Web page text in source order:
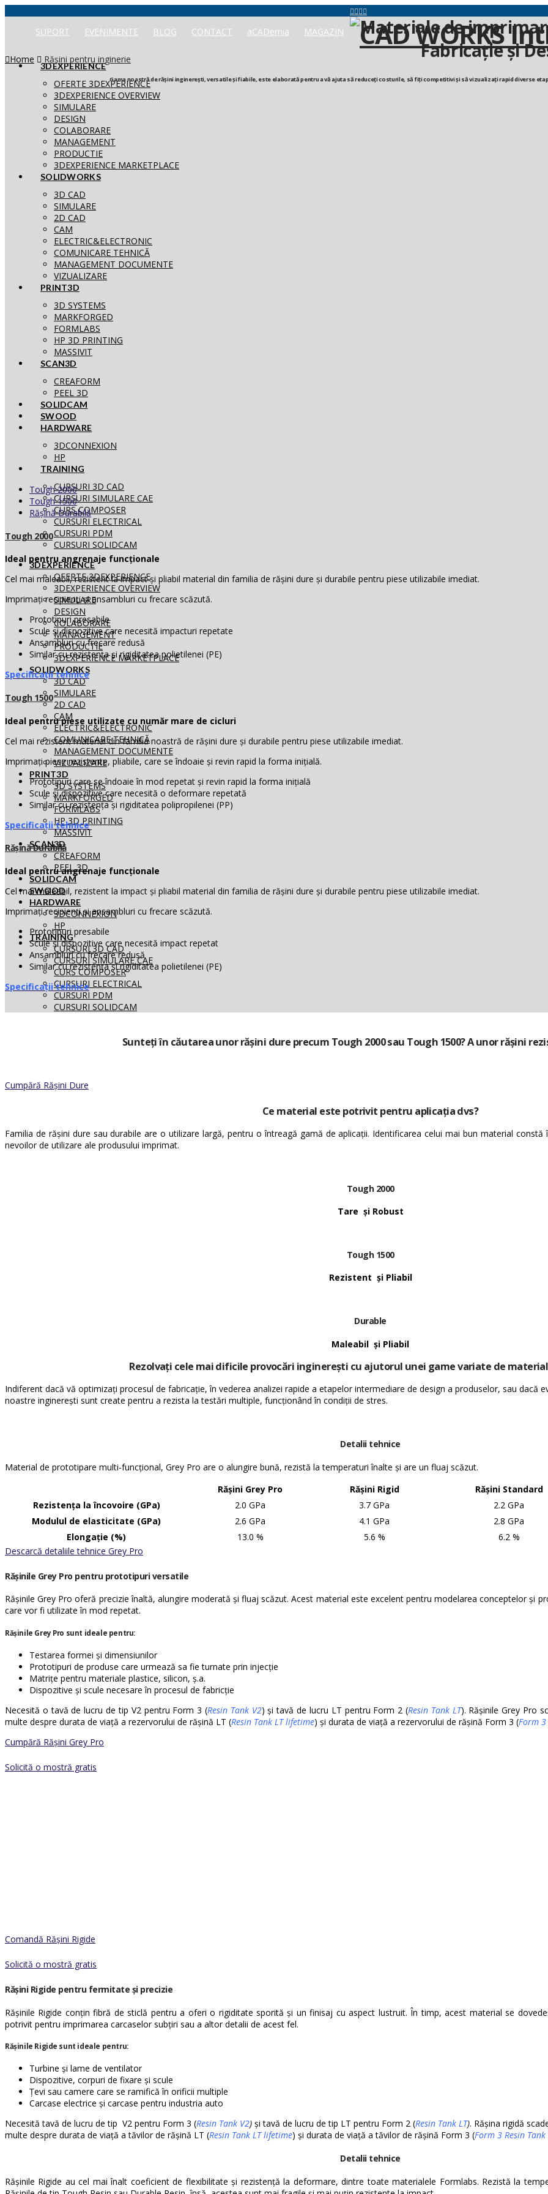
SUPORT EVENIMENTE BLOG CONTACT aCADemia MAGAZIN
3DEXPERIENCE
OFERTE 3DEXPERIENCE
3DEXPERIENCE OVERVIEW
SIMULARE
DESIGN
COLABORARE
MANAGEMENT
PRODUCTIE
3DEXPERIENCE MARKETPLACE
SOLIDWORKS
3D CAD
SIMULARE
2D CAD
CAM
ELECTRIC&ELECTRONIC
COMUNICARE TEHNICĂ
MANAGEMENT DOCUMENTE
VIZUALIZARE
PRINT3D
3D SYSTEMS
MARKFORGED
FORMLABS
HP 3D PRINTING
MASSIVIT
SCAN3D
CREAFORM
PEEL 3D
SOLIDCAM
SWOOD
HARDWARE
3DCONNEXION
HP
TRAINING
CURSURI 3D CAD
CURSURI SIMULARE CAE
CURS COMPOSER
CURSURI ELECTRICAL
CURSURI PDM
CURSURI SOLIDCAM
3DEXPERIENCE
OFERTE 3DEXPERIENCE
3DEXPERIENCE OVERVIEW
SIMULARE
DESIGN
COLABORARE
MANAGEMENT
PRODUCTIE
3DEXPERIENCE MARKETPLACE
SOLIDWORKS
3D CAD
SIMULARE
2D CAD
CAM
ELECTRIC&ELECTRONIC
COMUNICARE TEHNICĂ
MANAGEMENT DOCUMENTE
VIZUALIZARE
PRINT3D
3D SYSTEMS
MARKFORGED
FORMLABS
HP 3D PRINTING
MASSIVIT
SCAN3D
CREAFORM
PEEL 3D
SOLIDCAM
SWOOD
HARDWARE
3DCONNEXION
HP
TRAINING
CURSURI 3D CAD
CURSURI SIMULARE CAE
CURS COMPOSER
CURSURI ELECTRICAL
CURSURI PDM
CURSURI SOLIDCAM
Home Rășini pentru inginerie
Materiale de
Fabricație și
Gama noastră de rășini inginerești, versatile și fiabile, este elaborată pentru a vă ajuta să reduceți costurile, să fiți competitivi și să vizualizați rapid diverse
Tough 2000
Tough 1500
Rășină Durabilă
Tough 2000
Ideal pentru angrenaje funcționale
Cel mai maleabil, rezistent la impact și pliabil material din familia de rășini dure și durabile pentru piese utilizabile imediat.
Imprimați recipiențiși ansambluri cu frecare scăzută.
Prototipuri presabile
Scule și dispozitivecare necesită impacturi repetate
Ansambluri cu frecare redusă
Similar cu rezistența și rigiditatea polietilenei (PE)
Specificații tehnice
Tough 1500
Ideal pentru piese utilizate cu număr mare de cicluri
Cel mai rezistent material din familia noastră de rășini dure și durabile pentru piese utilizabile imediat.
Imprimațipiese rezistente, pliabile, care se îndoaie și revin rapid la forma inițială.
Prototipuri care se îndoaie în mod repetat și revin rapid la forma inițială
Scule și dispozitivecare necesită o deformare repetată
Similar cu rezistența și rigiditatea polipropilenei (PP)
Specificații tehnice
Rășină Durabilă
Ideal pentru angrenaje funcționale
Cel mai maleabil, rezistent la impact și pliabil material din familia de rășini dure și durabile pentru piese utilizabile imediat.
Imprimați recipiențiși ansambluri cu frecare scăzută.
Prototipuri presabile
Scule și dispozitive care necesită impact repetat
Ansambluri cu frecare redusă
Similar cu rezistența și rigiditatea polietilenei (PE)
Specificații tehnice
Sunteți în căutarea unor rășini dure precum Tough 2000 sau Tough 1500?A unor rășini
Cumpără Rășini Dure
Ce material este potrivit pentru aplicația dvs?
Familia de rășini dure sau durabile are o utilizare largă, pentru o întreagă gamă de aplicații. Identificarea celui mai bun material
nevoilor de utilizare ale produsului imprimat.
Tough 2000
Tare și Robust
Tough 1500
Rezistent și Pliabil
Durable
Maleabil și Pliabil
Rezolvați cele mai dificile provocări inginerești cu ajutorul unei game variate de
Indiferent dacă vă optimizați procesul de fabricație, în vederea analizei rapide a etapelor intermediare de design a produselor, sau dacă
noastre inginerești sunt create pentru a rezista la testări multiple, funcționând în condiții de stres.
Detalii tehnice
Material de prototipare multi-funcțional, Grey Pro are o alungire bună, rezistă la temperaturi înalte și are un fluaj scăzut.
Rășini Grey Pro
Rășini Rigid
Rășini Standard
Rezistența la încovoire (GPa)
2.0 GPa 3.7 GPa
2.2 GPa
Modulul de elasticitate (GPa)
2.6 GPa 4.1 GPa
2.8 GPa
Elongație (%)
13.0 % 5.6 %
6.2 %
Descarcă detaliile tehnice Grey Pro
Rășinile Grey Pro pentru prototipuri versatile
Rășinile Grey Pro oferă precizie înaltă, alungire moderată și fluaj scăzut. Acest material este excelent pentru modelarea conceptelor și
care vor fi utilizate în mod repetat.
Rășinile Grey Pro sunt ideale pentru:
Testarea formei și dimensiunilor
Prototipuri de produse care urmează sa fie turnate prin injecție
Matrițe pentru materiale plastice, silicon, ș.a.
Dispozitive și scule necesare în procesul de fabricție
Necesită o tavă de lucru de tip V2 pentru Form 3 (Resin Tank V2) și tavă de lucru LT pentru Form 2 (Resin Tank LT). Rășinile Grey Pro
multe despre durata de viață a rezervorului de rășină LT (Resin Tank LT lifetime) și durata de viață a rezervorului de rășină Form 3 (Form
Cumpără Rășini Grey Pro
Solicită o mostră gratis
Comandă Rășini Rigide
Solicită o mostră gratis
Rășini Rigide pentru fermitate și precizie
Rășinile Rigide conțin fibră de sticlă pentru a oferi o rigiditate sporită și un finisaj cu aspect lustruit. În timp, acest material se
potrivit pentru imprimarea carcaselor subțiri sau a altor detalii de acest fel.
Rășinile Rigide sunt ideale pentru:
Turbine și lame de ventilator
Dispozitive, corpuri de fixare și scule
Țevi sau camere care se ramifică în orificii multiple
Carcase electrice și carcase pentru industria auto
Necesită tavă de lucru de tip V2 pentru Form 3 (Resin Tank V2) și tavă de lucru de tip LT pentru Form 2 (Resin Tank LT). Rășina rigidă
multe despre durata de viață a tăvilor de rășină LT (Resin Tank LT lifetime) și durata de viață a tăvilor de rășină Form 3 (Form 3 Resin
Detalii tehnice
Rășinile Rigide au cel mai înalt coeficient de flexibilitate și rezistență la deformare, dintre toate materialele Formlabs. Rezistă la